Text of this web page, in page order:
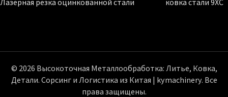
© 2026 Высокоточная Металлообработка: Литье, Ковка,
Детали. Сорсинг и Логистика из Китая | kymachinery. Все
права защищены.